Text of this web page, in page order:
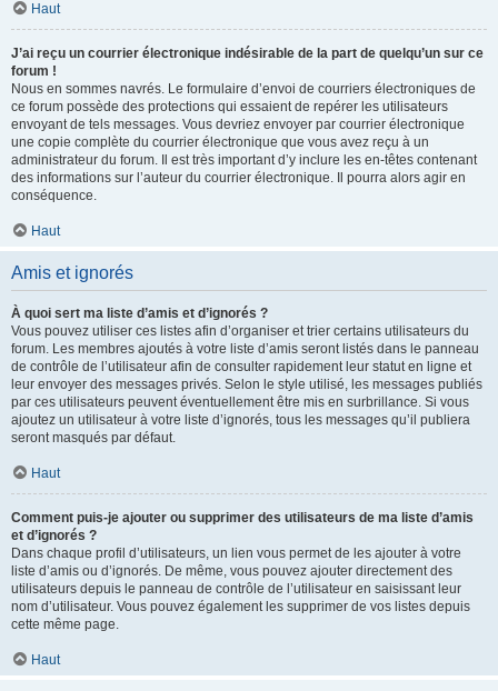
Haut
J’ai reçu un courrier électronique indésirable de la part de quelqu’un sur ce
forum !
Nous en sommes navrés. Le formulaire d’envoi de courriers électroniques de
ce forum possède des protections qui essaient de repérer les utilisateurs
envoyant de tels messages. Vous devriez envoyer par courrier électronique
une copie complète du courrier électronique que vous avez reçu à un
administrateur du forum. Il est très important d’y inclure les en-têtes contenant
des informations sur l’auteur du courrier électronique. Il pourra alors agir en
conséquence.
Haut
Amis et ignorés
À quoi sert ma liste d’amis et d’ignorés ?
Vous pouvez utiliser ces listes afin d’organiser et trier certains utilisateurs du
forum. Les membres ajoutés à votre liste d’amis seront listés dans le panneau
de contrôle de l’utilisateur afin de consulter rapidement leur statut en ligne et
leur envoyer des messages privés. Selon le style utilisé, les messages publiés
par ces utilisateurs peuvent éventuellement être mis en surbrillance. Si vous
ajoutez un utilisateur à votre liste d’ignorés, tous les messages qu’il publiera
seront masqués par défaut.
Haut
Comment puis-je ajouter ou supprimer des utilisateurs de ma liste d’amis
et d’ignorés ?
Dans chaque profil d’utilisateurs, un lien vous permet de les ajouter à votre
liste d’amis ou d’ignorés. De même, vous pouvez ajouter directement des
utilisateurs depuis le panneau de contrôle de l’utilisateur en saisissant leur
nom d’utilisateur. Vous pouvez également les supprimer de vos listes depuis
cette même page.
Haut